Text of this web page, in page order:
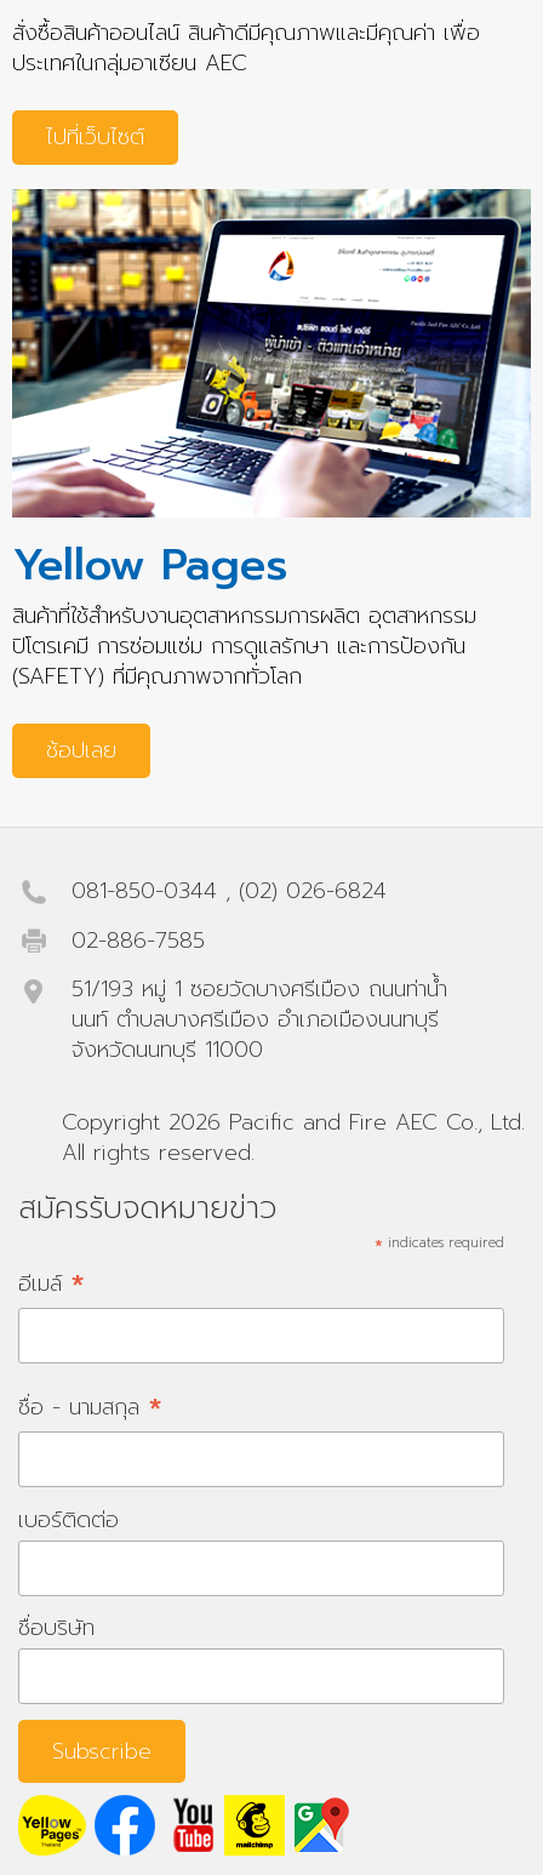
สั่งซื้อสินค้าออนไลน์ สินค้าดีมีคุณภาพและมีคุณค่า เพื่อ
ประเทศในกลุ่มอาเซียน AEC
ไปที่เว็บไซต์
Yellow Pages
สินค้าที่ใช้สำหรับงานอุตสาหกรรมการผลิต อุตสาหกรรม
ปิโตรเคมี การซ่อมแซ่ม การดูแลรักษา และการป้องกัน
(SAFETY) ที่มีคุณภาพจากทั่วโลก
ช้อปเลย
081-850-0344 , (02) 026-6824
02-886-7585
51/193 หมู่ 1 ซอยวัดบางศรีเมือง ถนนท่าน้ำ
นนท์ ตำบลบางศรีเมือง อำเภอเมืองนนทบุรี
จังหวัดนนทบุรี 11000
Copyright 2026 Pacific and Fire AEC Co., Ltd.
All rights reserved.
สมัครรับจดหมายข่าว
* indicates required
อีเมล์ *
ชื่อ - นามสกุล *
เบอร์ติดต่อ
ชื่อบริษัท